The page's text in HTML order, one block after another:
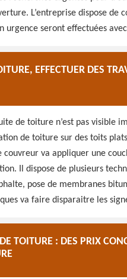
L’entreprise dispose de
urgence seront effectuées
EFFECTUER DES
de toiture n’est pas visible
de toiture sur des toits
va appliquer une
Il dispose de plusieurs
pose de membranes
va faire disparaitre les
TOITURE : DES PRIX